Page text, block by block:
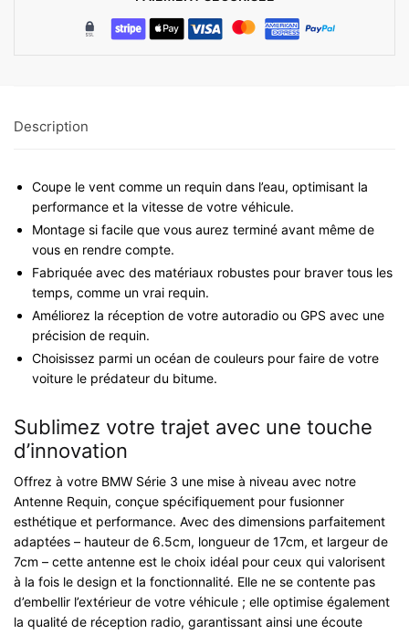
Description
Coupe le vent comme un requin dans l’eau, optimisant la
performance et la vitesse de votre véhicule.
Montage si facile que vous aurez terminé avant même de
vous en rendre compte.
Fabriquée avec des matériaux robustes pour braver tous les
temps, comme un vrai requin.
Améliorez la réception de votre autoradio ou GPS avec une
précision de requin.
Choisissez parmi un océan de couleurs pour faire de votre
voiture le prédateur du bitume.
Sublimez votre trajet avec une touche
d’innovation
Offrez à votre BMW Série 3 une mise à niveau avec notre
Antenne Requin, conçue spécifiquement pour fusionner
esthétique et performance. Avec des dimensions parfaitement
adaptées – hauteur de 6.5cm, longueur de 17cm, et largeur de
7cm – cette antenne est le choix idéal pour ceux qui valorisent
à la fois le design et la fonctionnalité. Elle ne se contente pas
d’embellir l’extérieur de votre véhicule ; elle optimise également
la qualité de réception radio, garantissant ainsi une écoute